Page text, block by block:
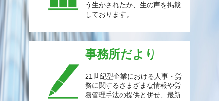
う生かされたか、生の声を掲載
しております。
事務所だより
21世紀型企業における人事・労
務に関するさまざまな情報や労
務管理手法の提供と併せ、最新